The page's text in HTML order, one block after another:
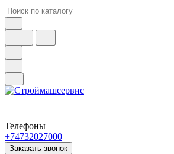
Телефоны
+74732027000
Заказать звонок